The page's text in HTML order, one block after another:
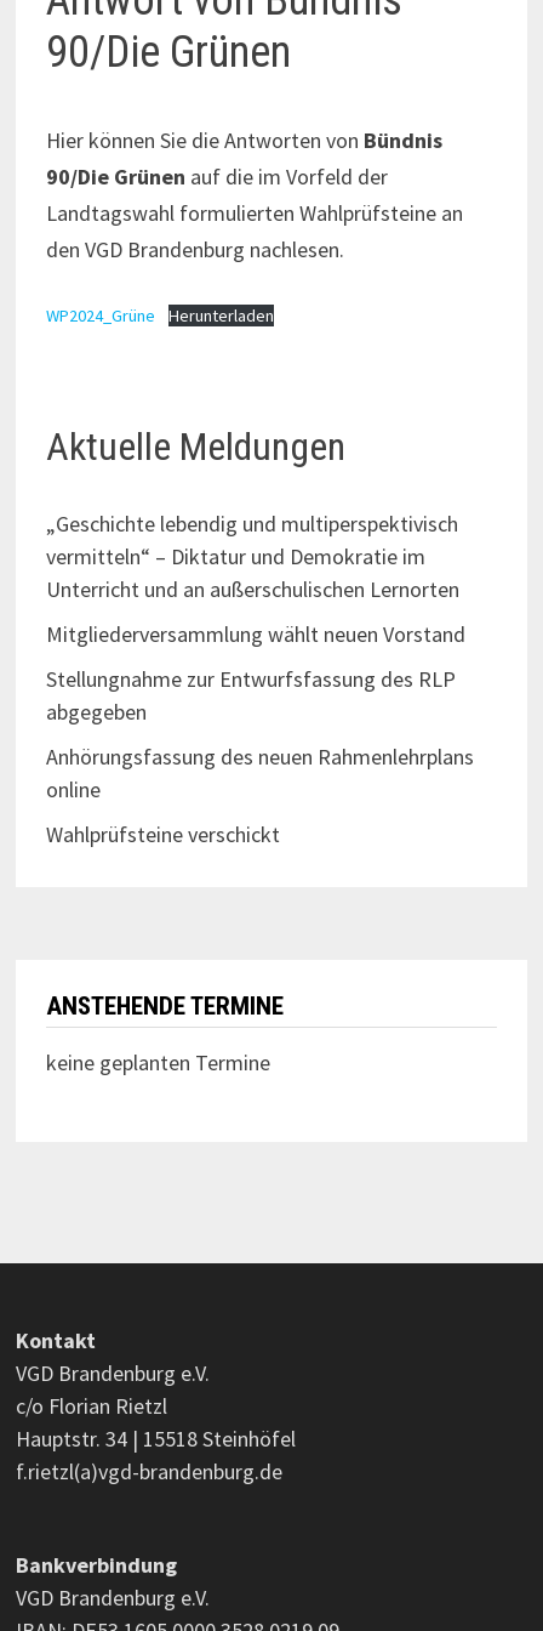
90/Die Grünen
Hier können Sie die Antworten von Bündnis
90/Die Grünen auf die im Vorfeld der
Landtagswahl formulierten Wahlprüfsteine an
den VGD Brandenburg nachlesen.
WP2024_Grüne Herunterladen
Aktuelle Meldungen
„Geschichte lebendig und multiperspektivisch
vermitteln“ – Diktatur und Demokratie im
Unterricht und an außerschulischen Lernorten
Mitgliederversammlung wählt neuen Vorstand
Stellungnahme zur Entwurfsfassung des RLP
abgegeben
Anhörungsfassung des neuen Rahmenlehrplans
online
Wahlprüfsteine verschickt
ANSTEHENDE TERMINE
keine geplanten Termine
Kontakt
VGD Brandenburg e.V.
c/o Florian Rietzl
Hauptstr. 34 | 15518 Steinhöfel
f.rietzl(a)vgd-brandenburg.de
Bankverbindung
VGD Brandenburg e.V.